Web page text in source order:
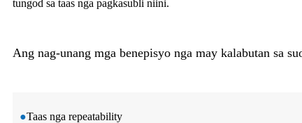
tungod sa taas nga pagkasubli niini.
Ang nag-unang mga benepisyo nga may kalabutan sa
●Taas nga repeatability